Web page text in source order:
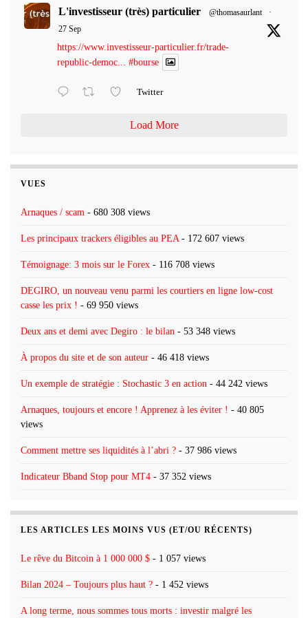
L'investisseur (très) particulier @thomasaurlant
·
27 Sep
https://www.investisseur-particulier.fr/trade-
republic-democ... #bourse
Twitter
Load More
VUES
Arnaques / scam - 680 308 views
Les principaux trackers éligibles au PEA - 172 607 views
Témoignage: 3 mois sur le Forex - 116 708 views
DEGIRO, un nouveau venu parmi les courtiers en ligne low-cost
casse les prix ! - 69 950 views
Deux ans et demi avec Degiro : le bilan - 53 348 views
À propos du site et de son auteur - 46 418 views
Un exemple de stratégie : Stochastic 3 en action - 44 242 views
Arnaques, toujours et encore ! Apprenez à les éviter ! - 40 805
views
Comment mettre ses liquidités à l’abri ? - 37 986 views
Indicateur Bband Stop pour MT4 - 37 352 views
LES ARTICLES LES MOINS VUS (ET/OU RÉCENTS)
Le rêve du Bitcoin à 1 000 000 $ - 1 057 views
Bilan 2024 – Toujours plus haut ? - 1 452 views
A long terme, nous sommes tous morts : investir malgré les